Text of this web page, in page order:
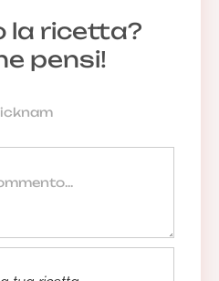
la ricetta?
pensi!